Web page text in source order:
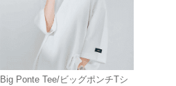
Big Ponte Tee/ビッグポンチTシ